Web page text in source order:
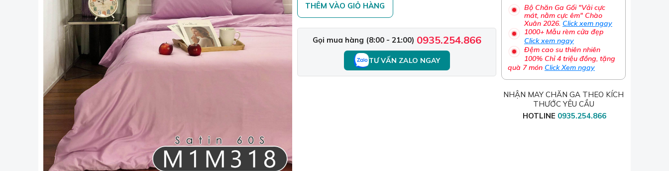
THÊM VÀO GIỎ HÀNG
Gọi mua hàng (8:00 - 21:00) 0935.254.866
TƯ VẤN ZALO NGAY
Bộ Chăn Ga Gối "Vải cực
mát, nằm cực êm" Chào
Xuân 2026. Click xem ngay
1000+ Mẫu rèm cửa đẹp
Click xem ngay
Đệm cao su thiên nhiên
100% Chỉ 4 triệu đồng, tặng
quà 7 món Click Xem ngay
NHẬN MAY CHĂN GA THEO KÍCH
THƯỚC YÊU CẦU
HOTLINE 0935.254.866